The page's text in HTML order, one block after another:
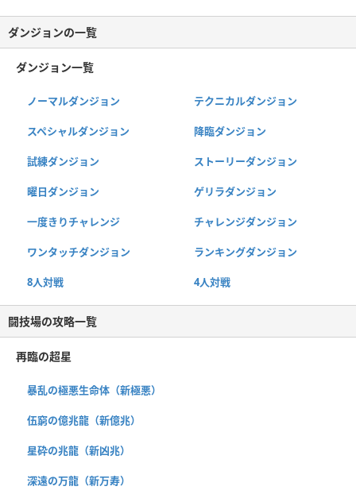
ダンジョンの一覧
ダンジョン一覧
ノーマルダンジョン テクニカルダンジョン
スペシャルダンジョン 降臨ダンジョン
試練ダンジョン ストーリーダンジョン
曜日ダンジョン ゲリラダンジョン
一度きりチャレンジ チャレンジダンジョン
ワンタッチダンジョン ランキングダンジョン
8人対戦 4人対戦
闘技場の攻略一覧
再臨の超星
暴乱の極悪生命体（新極悪）
伍窮の億兆龍（新億兆）
星砕の兆龍（新凶兆）
深遠の万龍（新万寿）